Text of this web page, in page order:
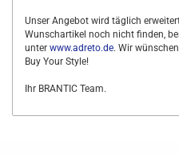
Unser Angebot wird täglich
Wunschartikel noch nicht finden,
unter www.adreto.de. Wir
Buy Your Style!
Ihr BRANTIC Team.